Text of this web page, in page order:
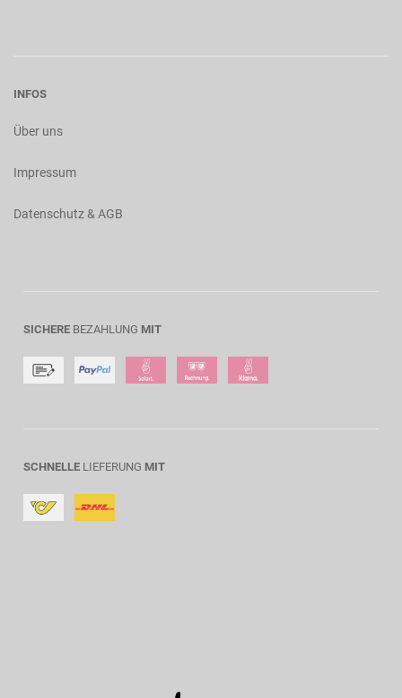
INFOS
Über uns
Impressum
Datenschutz & AGB
SICHERE BEZAHLUNG MIT
SCHNELLE LIEFERUNG MIT